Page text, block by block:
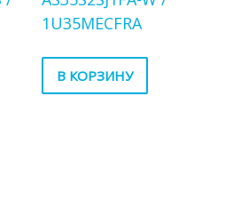
1U35MECFRA
В КОРЗИНУ